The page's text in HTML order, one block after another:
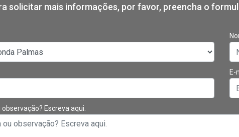
solicitar mais informações, por favor, preencha o
E-
Escreva aqui.